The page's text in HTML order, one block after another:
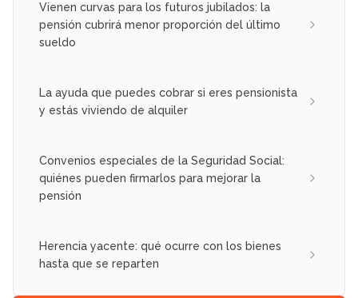
Vienen curvas para los futuros jubilados: la
pensión cubrirá menor proporción del último
sueldo
La ayuda que puedes cobrar si eres pensionista
y estás viviendo de alquiler
Convenios especiales de la Seguridad Social:
quiénes pueden firmarlos para mejorar la
pensión
Herencia yacente: qué ocurre con los bienes
hasta que se reparten